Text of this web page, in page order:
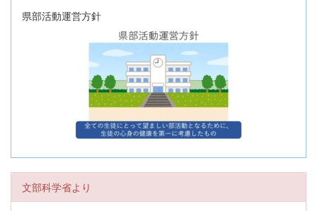
県部活動運営方針
文部科学省より